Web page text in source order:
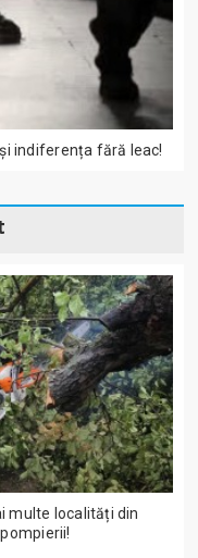
indiferența fără leac!
multe localități din